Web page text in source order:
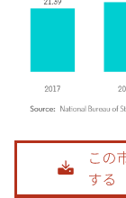
画像 © Mordor